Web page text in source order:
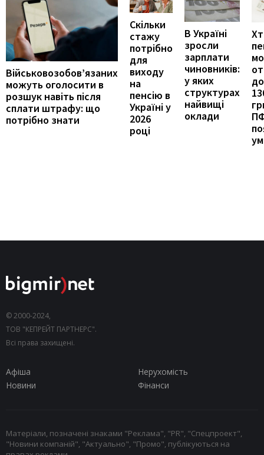
Військовозобов’язаних
можуть оголосити в
розшук навіть після
сплати штрафу: що
потрібно знати
Скільки
стажу
потрібно
для
виходу
на
пенсію в
Україні у
2026
році
В Україні
зросли
зарплати
чиновників:
у яких
структурах
найвищі
оклади
© 2000-2024,
ТОВ "КЕПРЕЙТ ПАРТНЕРС".
Всі права захищені.
Афіша
Нерухомість
Новини
Фінанси
Матеріали, позначені знаками "Реклама", "PR", "Спецпроект",
"Новини компаній", "Актуально", "Промо", публікуються на